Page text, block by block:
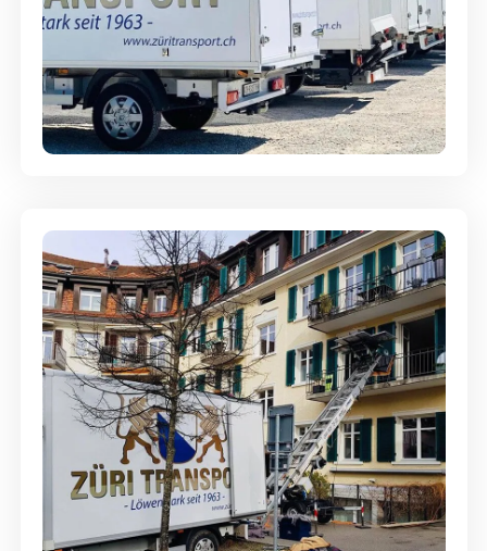
Möbellagerung - Alles sicher
aufbewahrt